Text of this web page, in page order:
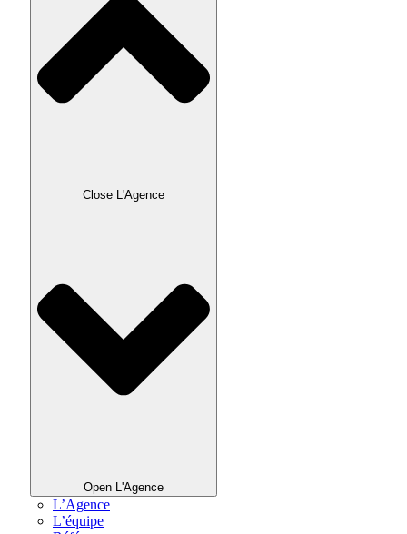
Close L'Agence
Open L'Agence
L’Agence
L’équipe